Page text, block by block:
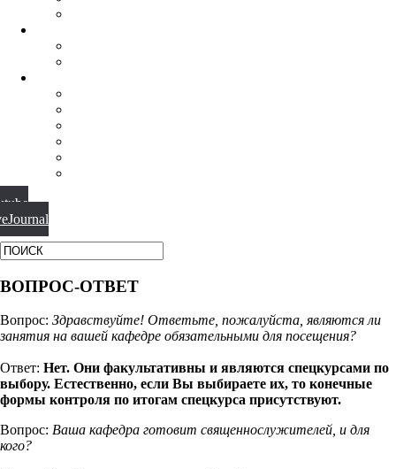
ВОПРОС-ОТВЕТ
Вопрос: Здравствуйте! Ответьте, пожалуйста, являются ли
занятия на вашей кафедре обязательными для посещения?
Ответ: Нет. Они факультативны и являются спецкурсами по
выбору. Естественно, если Вы выбираете их, то конечные
формы контроля по итогам спецкурса присутствуют.
Вопрос: Ваша кафедра готовит священнослужителей, и для
кого?